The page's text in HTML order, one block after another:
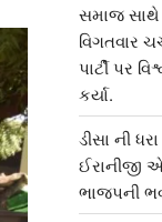
સમાજ સાથે
વિગતવાર
પાર્ટી પર
કર્યા.
ડીસા ની
ઈરાનીજી
ભાજપની